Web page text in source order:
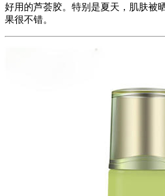
好用的芦荟胶。特别是夏天，肌肤被
果很不错。